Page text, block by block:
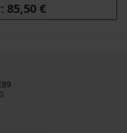
85,50 €